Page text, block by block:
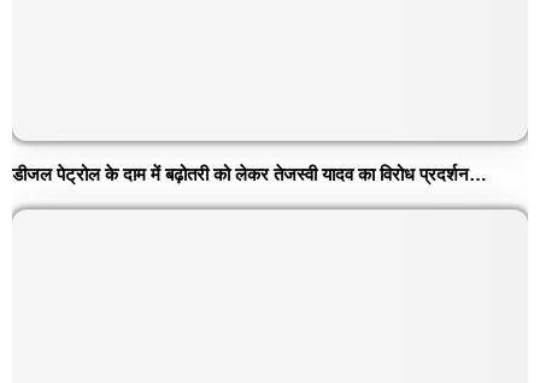
डीजल पेट्रोल के दाम में बढ़ोतरी को लेकर तेजस्वी यादव का विरोध प्रदर्शन…